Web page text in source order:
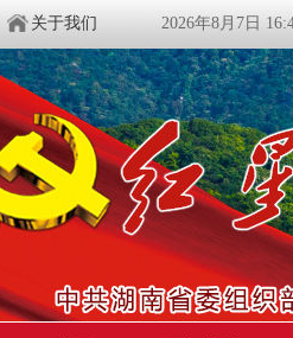
关于我们 2026年8月7日